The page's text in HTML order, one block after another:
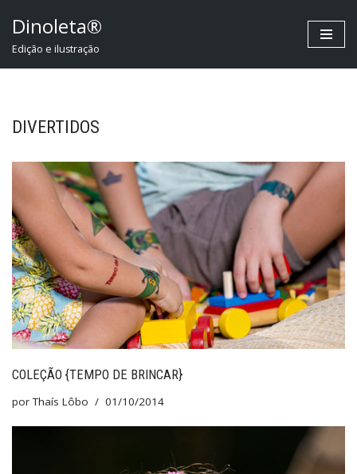
Pular
Dinoleta®
Edição e ilustração
DIVERTIDOS
COLEÇÃO {TEMPO DE BRINCAR}
porThaís Lôbo 01/10/2014